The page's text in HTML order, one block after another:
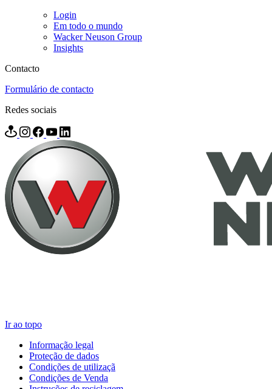
Login
Em todo o mundo
Wacker Neuson Group
Insights
Contacto
Formulário de contacto
Redes sociais
Ir ao topo
Informação legal
Proteção de dados
Condições de utilizaçã
Condições de Venda